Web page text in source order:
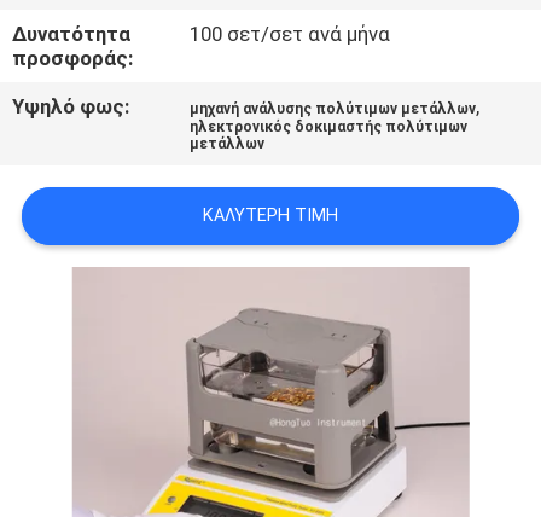
SITEMAP
PRIVACY
Δυνατότητα
προσφοράς:
100 σετ/σετ ανά μήνα
Υψηλό φως: μηχανή ανάλυσης πολύτιμων μετάλλων,
ηλεκτρονικός δοκιμαστής πολύτιμων
μετάλλων
ΚΑΛΎΤΕΡΗ ΤΙΜΉ